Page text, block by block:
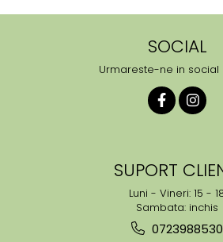
SOCIAL
Urmareste-ne in social
SUPORT
Luni - Vineri: 15 -
Sambata: inchis
0723988530